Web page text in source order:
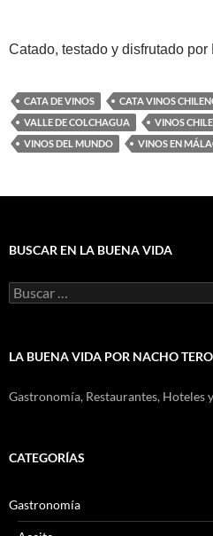
Catado, testado y disfrutado por
CATA DE VINOS CATA VINOS
VALLE DE COLCHAGUA
VINOS
VINOS DEL MUNDO
VINOS EN
BUSCAR EN LA BUENA VIDA
Buscar:
LA BUENA VIDA POR NACHO
Gastronomía, Restaurantes, Hoteles
CATEGORÍAS
Gastronomía